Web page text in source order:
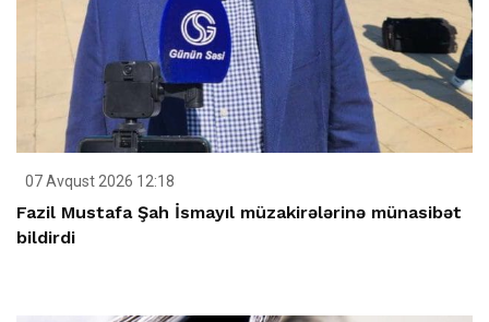
07 Avqust 2026 12:18
Fazil Mustafa Şah İsmayıl müzakirələrinə münasibət
bildirdi